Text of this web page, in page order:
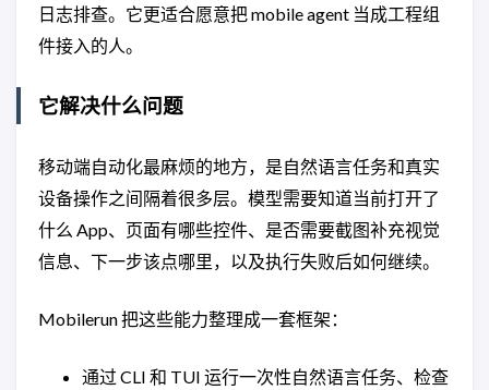
日志排查。它更适合愿意把 mobile agent 当成工程组
件接入的人。
它解决什么问题
移动端自动化最麻烦的地方，是自然语言任务和真实
设备操作之间隔着很多层。模型需要知道当前打开了
什么 App、页面有哪些控件、是否需要截图补充视觉
信息、下一步该点哪里，以及执行失败后如何继续。
Mobilerun 把这些能力整理成一套框架：
通过 CLI 和 TUI 运行一次性自然语言任务、检查